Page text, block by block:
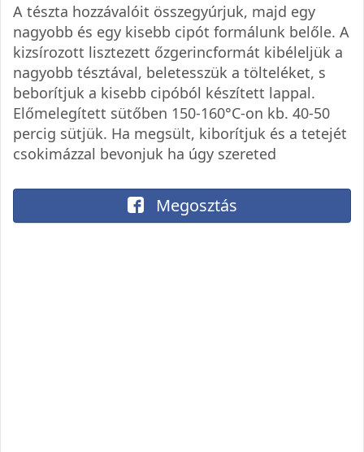
A tészta hozzávalóit összegyúrjuk, majd egy
nagyobb és egy kisebb cipót formálunk belőle. A
kizsírozott lisztezett őzgerincformát kibéleljük a
nagyobb tésztával, beletesszük a tölteléket, s
beborítjuk a kisebb cipóból készített lappal.
Előmelegített sütőben 150-160°C-on kb. 40-50
percig sütjük. Ha megsült, kiborítjuk és a tetejét
csokimázzal bevonjuk ha úgy szereted
Megosztás